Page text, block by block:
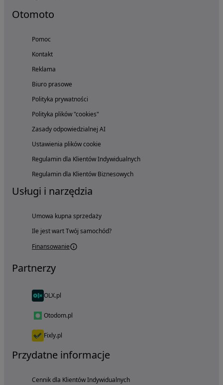
Otomoto
Pomoc
Kontakt
Reklama
Biuro prasowe
Polityka prywatności
Polityka plików "cookies"
Zasady odpowiedzialnej AI
Ustawienia plików cookie
Regulamin dla Klientów Indywidualnych
Regulamin dla Klientów Biznesowych
Usługi i narzędzia
Umowa kupna sprzedaży
Ile jest wart Twój samochód?
Finansowanie
Partnerzy
OLX.pl
Otodom.pl
Fixly.pl
Przydatne informacje
Cennik dla Klientów Indywidualnych